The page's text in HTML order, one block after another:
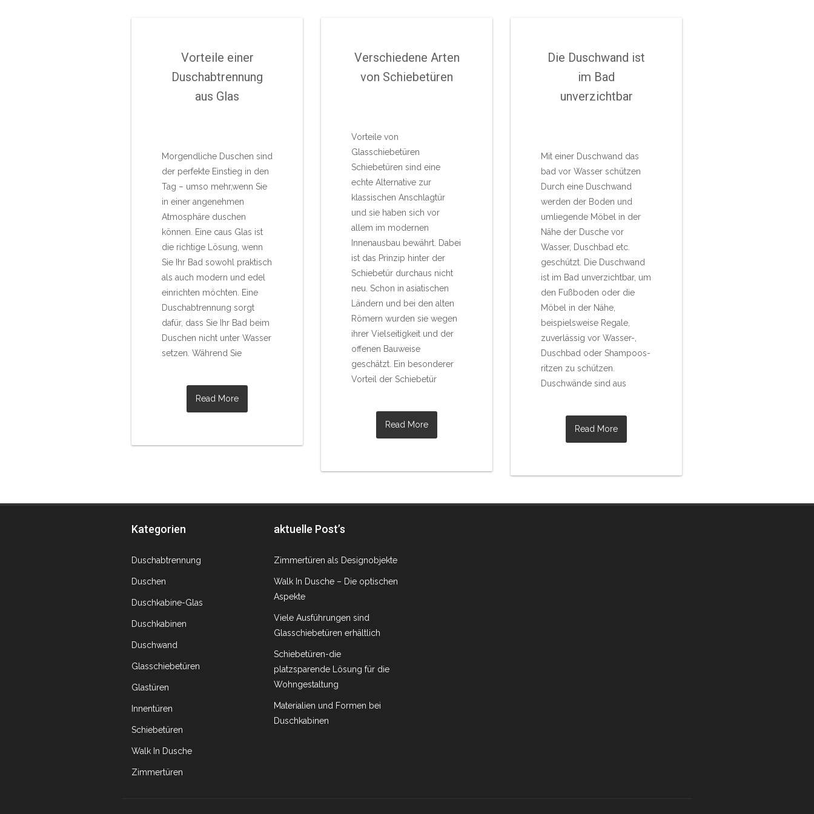
Vorteile einer
Duschabtrennung
aus Glas
Morgendliche Duschen sind
der perfekte Einstieg in den
Tag – umso mehr,wenn Sie
in einer angenehmen
Atmosphäre duschen
können. Eine caus Glas ist
die richtige Lösung, wenn
Sie Ihr Bad sowohl praktisch
als auch modern und edel
einrichten möchten. Eine
Duschabtrennung sorgt
dafür, dass Sie Ihr Bad beim
Duschen nicht unter Wasser
setzen. Während Sie
Read More
Verschiedene Arten
von Schiebetüren
Vorteile von
Glasschiebetüren
Schiebetüren sind eine
echte Alternative zur
klassischen Anschlagtür
und sie haben sich vor
allem im modernen
Innenausbau bewährt. Dabei
ist das Prinzip hinter der
Schiebetür durchaus nicht
neu. Schon in asiatischen
Ländern und bei den alten
Römern wurden sie wegen
ihrer Vielseitigkeit und der
offenen Bauweise
geschätzt. Ein besonderer
Vorteil der Schiebetür
Read More
Die Duschwand ist
im Bad
unverzichtbar
Mit einer Duschwand das
bad vor Wasser schützen
Durch eine Duschwand
werden der Boden und
umliegende Möbel in der
Nähe der Dusche vor
Wasser, Duschbad etc.
geschützt. Die Duschwand
ist im Bad unverzichtbar, um
den Fußboden oder die
Möbel in der Nähe,
beispielsweise Regale,
zuverlässig vor Wasser-,
Duschbad oder Shampoos-
ritzen zu schützen.
Duschwände sind aus
Read More
Kategorien
Duschabtrennung
Duschen
Duschkabine-Glas
Duschkabinen
Duschwand
Glasschiebetüren
Glastüren
Innentüren
Schiebetüren
Walk In Dusche
Zimmertüren
aktuelle Post’s
Zimmertüren als Designobjekte
Walk In Dusche – Die optischen
Aspekte
Viele Ausführungen sind
Glasschiebetüren erhältlich
Schiebetüren-die
platzsparende Lösung für die
Wohngestaltung
Materialien und Formen bei
Duschkabinen